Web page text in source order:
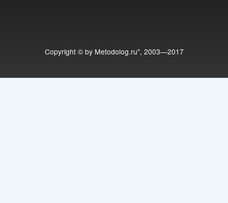
Copyright © by Metodolog.ru", 2003—2017